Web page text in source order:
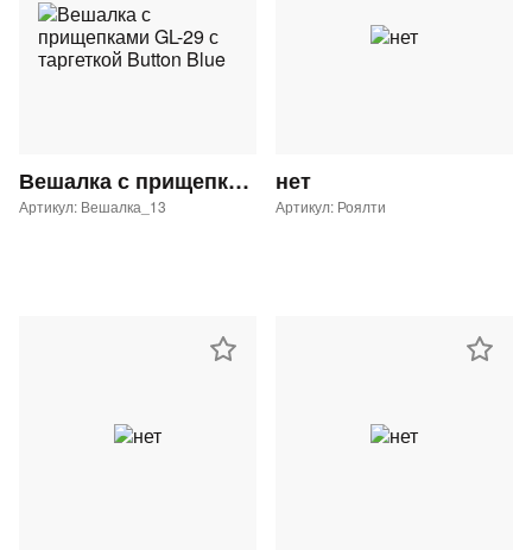
Вешалка с прищепками GL-29 с таргеткой Button Blue
Артикул: Вешалка_13
нет
Артикул: Роялти